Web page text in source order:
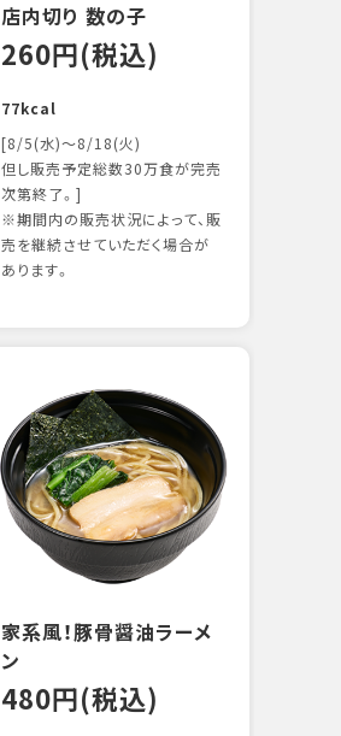
店内切り 数の子
260円(税込)
77kcal
[8/5(水)～8/18(火)
但し販売予定総数30万食が完売
次第終了。]
※期間内の販売状況によって、販
売を継続させていただく場合が
あります。
家系風！豚骨醤油ラーメ
ン
480円(税込)